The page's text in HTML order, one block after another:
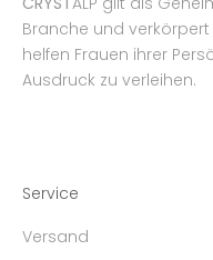
Branche und verkörpert
helfen Frauen ihrer
Ausdruck zu verleihen.
Service
Versand